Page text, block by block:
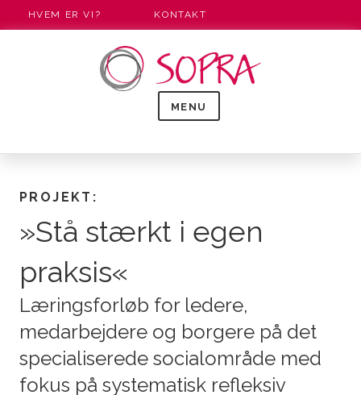
HVEM ER VI? KONTAKT
MENU
PROJEKT:
»Stå stærkt i egen
praksis«
Læringsforløb for ledere,
medarbejdere og borgere på det
specialiserede socialområde med
fokus på systematisk refleksiv